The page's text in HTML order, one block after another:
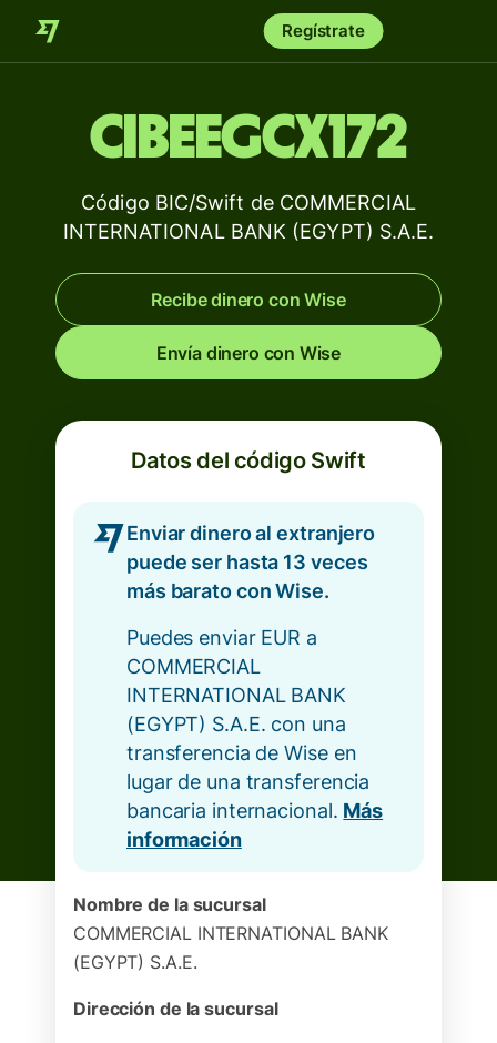
Regístrate
CIBEEGCX172
Código BIC/Swift de COMMERCIAL
INTERNATIONAL BANK (EGYPT) S.A.E.
Recibe dinero con Wise
Envía dinero con Wise
Datos del código Swift
Enviar dinero al extranjero
puede ser hasta 13 veces
más barato con Wise.
Puedes enviar EUR a
COMMERCIAL
INTERNATIONAL BANK
(EGYPT) S.A.E. con una
transferencia de Wise en
lugar de una transferencia
bancaria internacional. Más
información
Nombre de la sucursal
COMMERCIAL INTERNATIONAL BANK
(EGYPT) S.A.E.
Dirección de la sucursal